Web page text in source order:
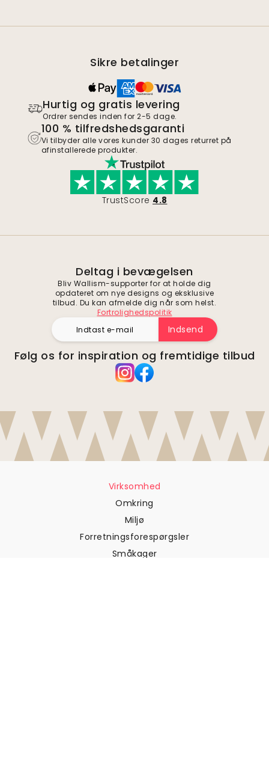
Sikre betalinger
Hurtig og gratis levering
Ordrer sendes inden for 2-5 dage.
100 % tilfredshedsgaranti
Vi tilbyder alle vores kunder 30 dages returret på
afinstallerede produkter.
TrustScore 4.8
Deltag i bevægelsen
Bliv Wallism-supporter for at holde dig
opdateret om nye designs og eksklusive
tilbud. Du kan afmelde dig når som helst.
Fortrolighedspolitik
Indsend
Følg os for inspiration og fremtidige tilbud
Virksomhed
Omkring
Miljø
Forretningsforespørgsler
Småkager